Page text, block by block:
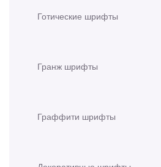
Готические шрифты
Гранж шрифты
Граффити шрифты